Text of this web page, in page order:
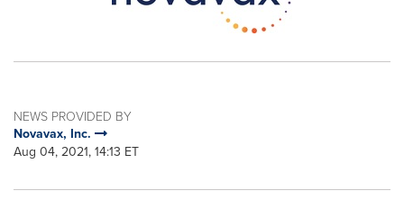
NEWS PROVIDED BY
Novavax, Inc.
Aug 04, 2021, 14:13 ET